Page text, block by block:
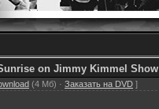
on Jimmy Kimmel Show
(4 Мб) · Заказать на DVD ]